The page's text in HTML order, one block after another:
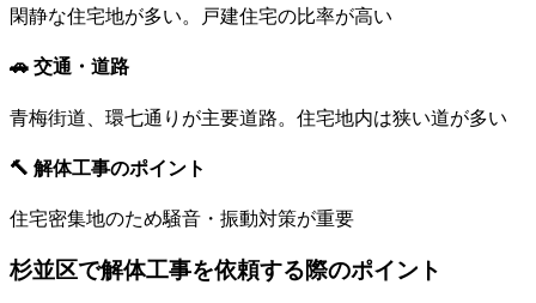
閑静な住宅地が多い。戸建住宅の比率が高い
🚗 交通・道路
青梅街道、環七通りが主要道路。住宅地内は狭い道が多い
🔨 解体工事のポイント
住宅密集地のため騒音・振動対策が重要
杉並区で解体工事を依頼する際のポイント